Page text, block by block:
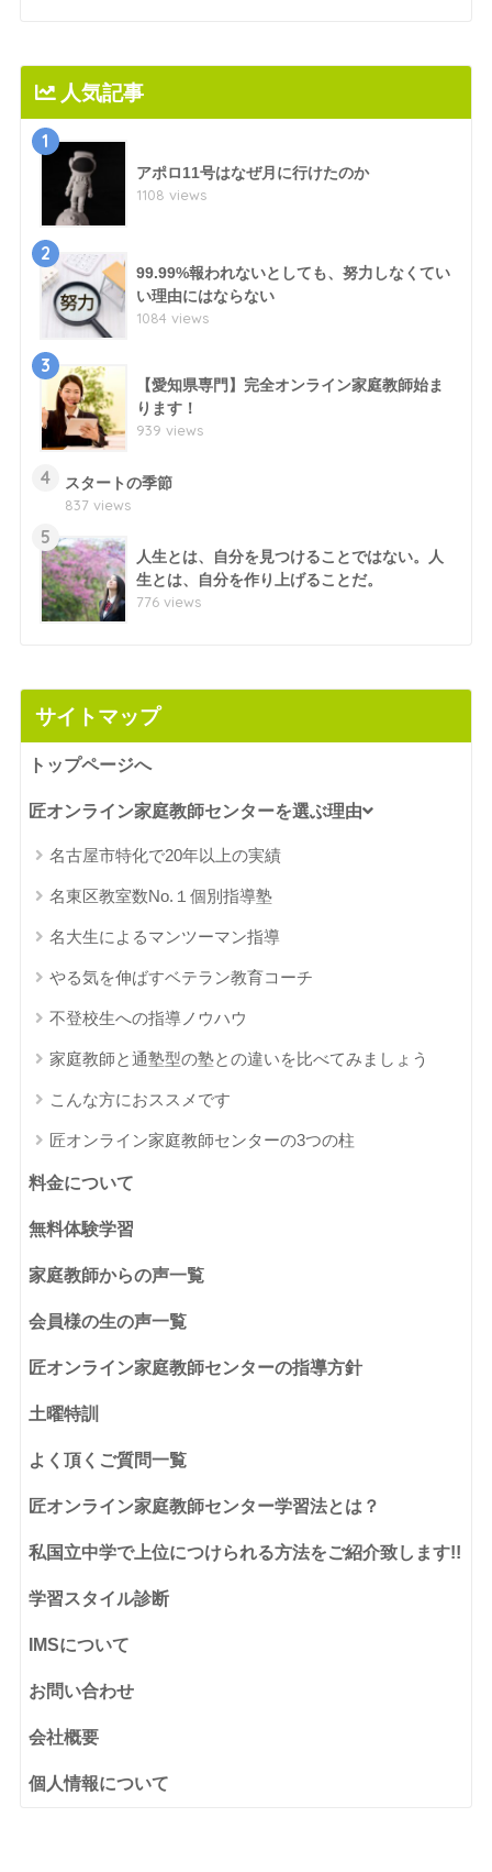
人気記事
1
アポロ11号はなぜ月に行けたのか
1108 views
2
99.99%報われないとしても、努力しなくてい
い理由にはならない
1084 views
3
【愛知県専門】完全オンライン家庭教師始ま
ります！
939 views
4
スタートの季節
837 views
5
人生とは、自分を見つけることではない。人
生とは、自分を作り上げることだ。
776 views
サイトマップ
トップページへ
匠オンライン家庭教師センターを選ぶ理由
名古屋市特化で20年以上の実績
名東区教室数No.１個別指導塾
名大生によるマンツーマン指導
やる気を伸ばすベテラン教育コーチ
不登校生への指導ノウハウ
家庭教師と通塾型の塾との違いを比べてみましょう
こんな方におススメです
匠オンライン家庭教師センターの3つの柱
料金について
無料体験学習
家庭教師からの声一覧
会員様の生の声一覧
匠オンライン家庭教師センターの指導方針
土曜特訓
よく頂くご質問一覧
匠オンライン家庭教師センター学習法とは？
私国立中学で上位につけられる方法をご紹介致します!!
学習スタイル診断
IMSについて
お問い合わせ
会社概要
個人情報について